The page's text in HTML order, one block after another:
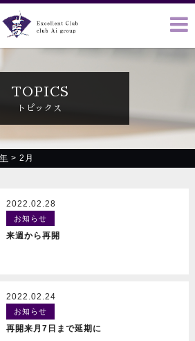
恋(れん)、ルミナス、浪漫館で皆様の
ます
TOPICS
トピックス
> 2月
2022.02.28
お知らせ
来週から再開
2022.02.24
お知らせ
再開来月7日まで延期に